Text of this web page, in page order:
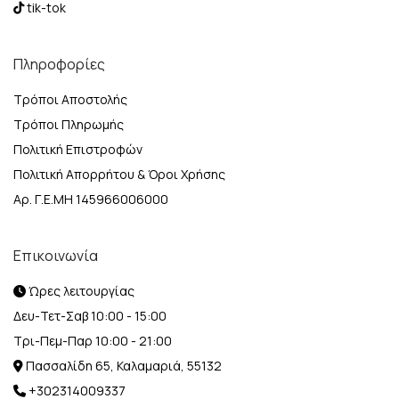
tik-tok
Πληροφορίες
Τρόποι Αποστολής
Τρόποι Πληρωμής
Πολιτική Επιστροφών
Πολιτική Απορρήτου & Όροι Χρήσης
Αρ. Γ.Ε.ΜΗ 145966006000
Επικοινωνία
Ώρες λειτουργίας
Δευ-Τετ-Σαβ 10:00 - 15:00
Τρι-Πεμ-Παρ 10:00 - 21:00
Πασσαλίδη 65, Καλαμαριά, 55132
+302314009337